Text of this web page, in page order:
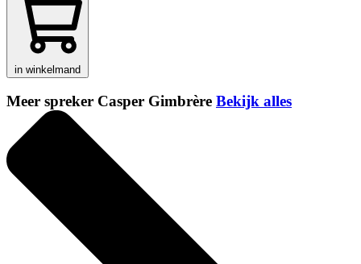
in winkelmand
Meer spreker Casper Gimbrère Bekijk alles